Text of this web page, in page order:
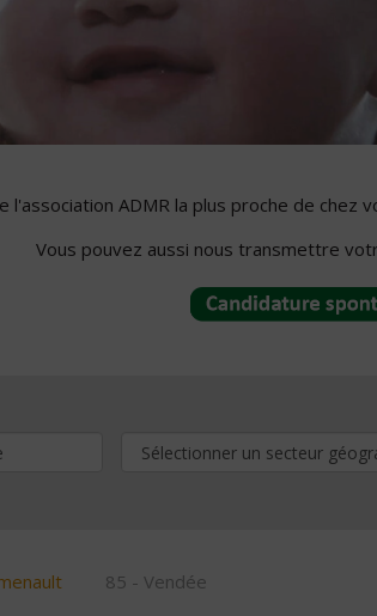
ADMR la plus proche de chez
Vous pouvez aussi nous transmettre
85 - Vendée